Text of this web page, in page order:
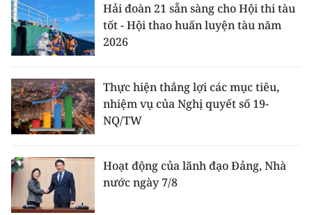
Hải đoàn 21 sẵn sàng cho Hội thi tàu
tốt - Hội thao huấn luyện tàu năm
2026
Thực hiện thắng lợi các mục tiêu,
nhiệm vụ của Nghị quyết số 19-
NQ/TW
Hoạt động của lãnh đạo Đảng, Nhà
nước ngày 7/8